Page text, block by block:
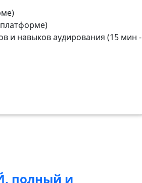
и навыков аудирования (15 мин -
полный и